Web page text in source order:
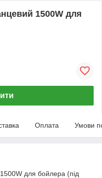
1500W для
Оплата Умови
для бойлера (під